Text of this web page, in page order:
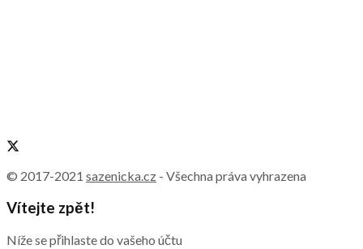
© 2017-2021 sazenicka.cz - Všechna práva vyhrazena
Vítejte zpět!
Níže se přihlaste do vašeho účtu